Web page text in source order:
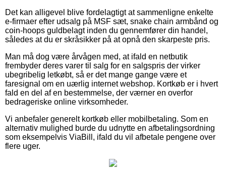
Det kan alligevel blive fordelagtigt at sammenligne enkelte
e-firmaer efter udsalg på MSF sæt, snake chain armbånd og
coin-hoops guldbelagt inden du gennemfører din handel,
således at du er skråsikker på at opnå den skarpeste pris.
Man må dog være årvågen med, at ifald en netbutik
frembyder deres varer til salg for en salgspris der virker
ubegribelig letkøbt, så er det mange gange være et
faresignal om en uærlig internet webshop. Kortkøb er i hvert
fald en del af en bestemmelse, der værner en overfor
bedrageriske online virksomheder.
Vi anbefaler generelt kortkøb eller mobilbetaling. Som en
alternativ mulighed burde du udnytte en afbetalingsordning
som eksempelvis ViaBill, ifald du vil afbetale pengene over
flere uger.